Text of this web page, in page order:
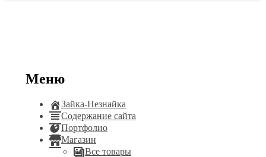
Меню
Зайка-Незнайка
Содержание сайта
Портфолио
Магазин
Все товары